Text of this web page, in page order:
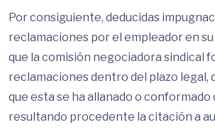
Por consiguiente, deducidas
reclamaciones por el empleador en
que la comisión negociadora sindical
reclamaciones dentro del plazo legal,
que esta se ha allanado o conformado
resultando procedente la citación a